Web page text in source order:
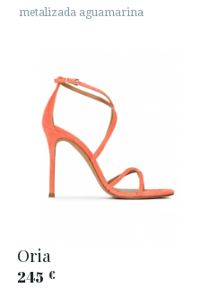
metalizada aguamarina
Oria
245 €